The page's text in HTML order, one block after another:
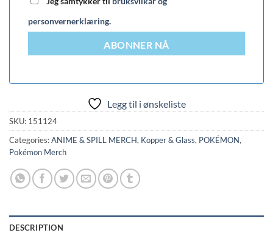
personvernerklæring.
ABONNER NÅ
Legg til i ønskeliste
SKU: 151124
Categories:ANIME & SPILL MERCH, Kopper & Glass, POKÉMON,
Pokémon Merch
DESCRIPTION